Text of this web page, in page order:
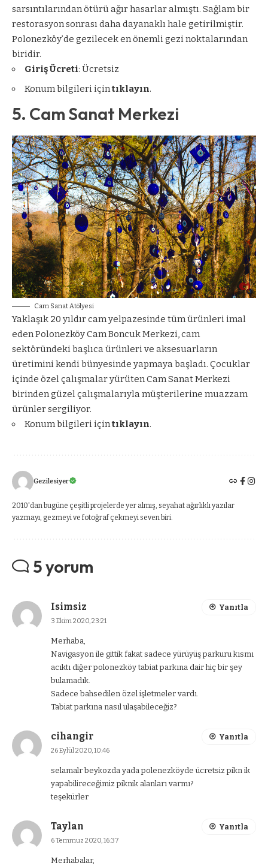
sarsıntılarından ötürü ağır hasarlar almıştı. Sağlam bir
restorasyon sonrası daha dayanaklı hale getirilmiştir.
Polonezköy’de gezilecek en önemli gezi noktalarından
biridir.
Giriş Ücreti: Ücretsiz
Konum bilgileri içintıklayın.
5. Cam Sanat Merkezi
Cam Sanat Atölyesi
Yaklaşık 20 yıldır cam yelpazesinde tüm ürünleri imal
eden Polonezköy Cam Boncuk Merkezi, cam
sektöründeki başlıca ürünleri ve aksesuarların
üretimini kendi bünyesinde yapmaya başladı. Çocuklar
içinde özel çalışmalar yürüten Cam Sanat Merkezi
birinden güzel çalışmalarıyla müşterilerine muazzam
ürünler sergiliyor.
Konum bilgileri içintıklayın.
Gezilesiyer
2010'dan bugüne çeşitli projelerde yer almış, seyahat ağırlıklı yazılar
yazmayı, gezmeyi ve fotoğraf çekmeyi seven biri.
5 yorum
Isimsiz
3 Ekim 2020, 23:21
Merhaba,
Navigasyon ile gittik fakat sadece yürüyüş parkuru kısmı
acıktı diğer polonezköy tabiat parkına dair hiç bir şey
bulamadık.
Sadece bahsedilen özel işletmeler vardı.
Tabiat parkına nasıl ulaşabileceğiz?
Yanıtla
cihangir
26 Eylül 2020, 10:46
selamalr beykozda yada polenezköyde ücretsiz pikn ik
yapabilireceğimiz piknik alanları varmı?
teşekürler
Yanıtla
Taylan
6 Temmuz 2020, 16:37
Merhabalar,
Yanıtla